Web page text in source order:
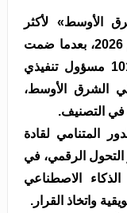
الأوسط» لأكثر
مديري التسويق تأثيرًا في المنطقة لعام 2026، بعدما ضمت
القائمة 21 قياديًا مصريًا من إجمالي 101 مسؤول تنفيذي
في الشرق الأوسط،
في التصنيف.
المتنامي لقادة
الرقمي، في
الاصطناعي
واتخاذ القرار.